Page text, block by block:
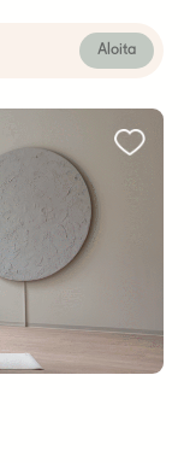
Aloita